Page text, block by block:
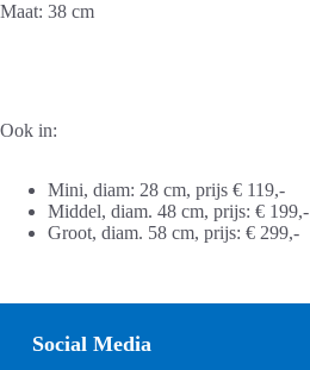
Maat: 38 cm
Ook in:
Mini, diam: 28 cm, prijs € 119,-
Middel, diam. 48 cm, prijs: € 199,-
Groot, diam. 58 cm, prijs: € 299,-
Social Media